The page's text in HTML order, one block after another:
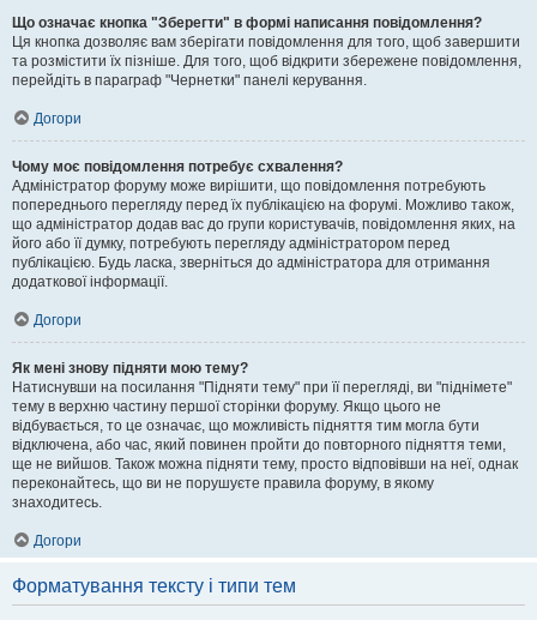
Що означає кнопка "Зберегти" в формі написання повідомлення?
Ця кнопка дозволяє вам зберігати повідомлення для того, щоб завершити
та розмістити їх пізніше. Для того, щоб відкрити збережене повідомлення,
перейдіть в параграф "Чернетки" панелі керування.
Догори
Чому моє повідомлення потребує схвалення?
Адміністратор форуму може вирішити, що повідомлення потребують
попереднього перегляду перед їх публікацією на форумі. Можливо також,
що адміністратор додав вас до групи користувачів, повідомлення яких, на
його або її думку, потребують перегляду адміністратором перед
публікацією. Будь ласка, зверніться до адміністратора для отримання
додаткової інформації.
Догори
Як мені знову підняти мою тему?
Натиснувши на посилання "Підняти тему" при її перегляді, ви "піднімете"
тему в верхню частину першої сторінки форуму. Якщо цього не
відбувається, то це означає, що можливість підняття тим могла бути
відключена, або час, який повинен пройти до повторного підняття теми,
ще не вийшов. Також можна підняти тему, просто відповівши на неї, однак
переконайтесь, що ви не порушуєте правила форуму, в якому
знаходитесь.
Догори
Форматування тексту і типи тем